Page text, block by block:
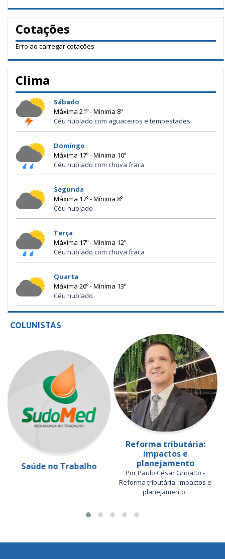
Cotações
Erro ao carregar cotações
Clima
Sábado
Máxima 21º - Mínima 8º
Céu nublado com aguaceiros e tempestades
Domingo
Máxima 17º - Mínima 10º
Céu nublado com chuva fraca
Segunda
Máxima 17º - Mínima 8º
Céu nublado
Terça
Máxima 17º - Mínima 12º
Céu nublado com chuva fraca
Quarta
Máxima 26º - Mínima 13º
Céu nublado
COLUNISTAS
Saúde no Trabalho
Reforma tributária:
impactos e
planejamento
Por Paulo César Gnoatto -
Reforma tributária: impactos e
planejamento